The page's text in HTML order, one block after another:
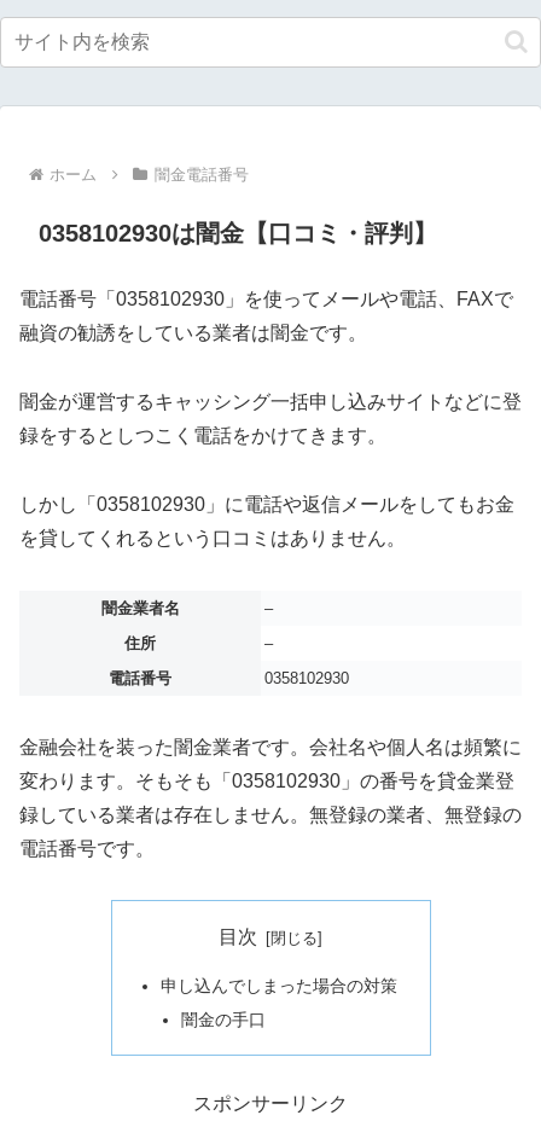
ホーム 闇金電話番号
0358102930は闇金【口コミ・評判】
電話番号「0358102930」を使ってメールや電話、FAXで
融資の勧誘をしている業者は闇金です。
闇金が運営するキャッシング一括申し込みサイトなどに登
録をするとしつこく電話をかけてきます。
しかし「0358102930」に電話や返信メールをしてもお金
を貸してくれるという口コミはありません。
闇金業者名
–
住所
–
電話番号
0358102930
金融会社を装った闇金業者です。会社名や個人名は頻繁に
変わります。そもそも「0358102930」の番号を貸金業登
録している業者は存在しません。無登録の業者、無登録の
電話番号です。
目次
申し込んでしまった場合の対策
闇金の手口
スポンサーリンク